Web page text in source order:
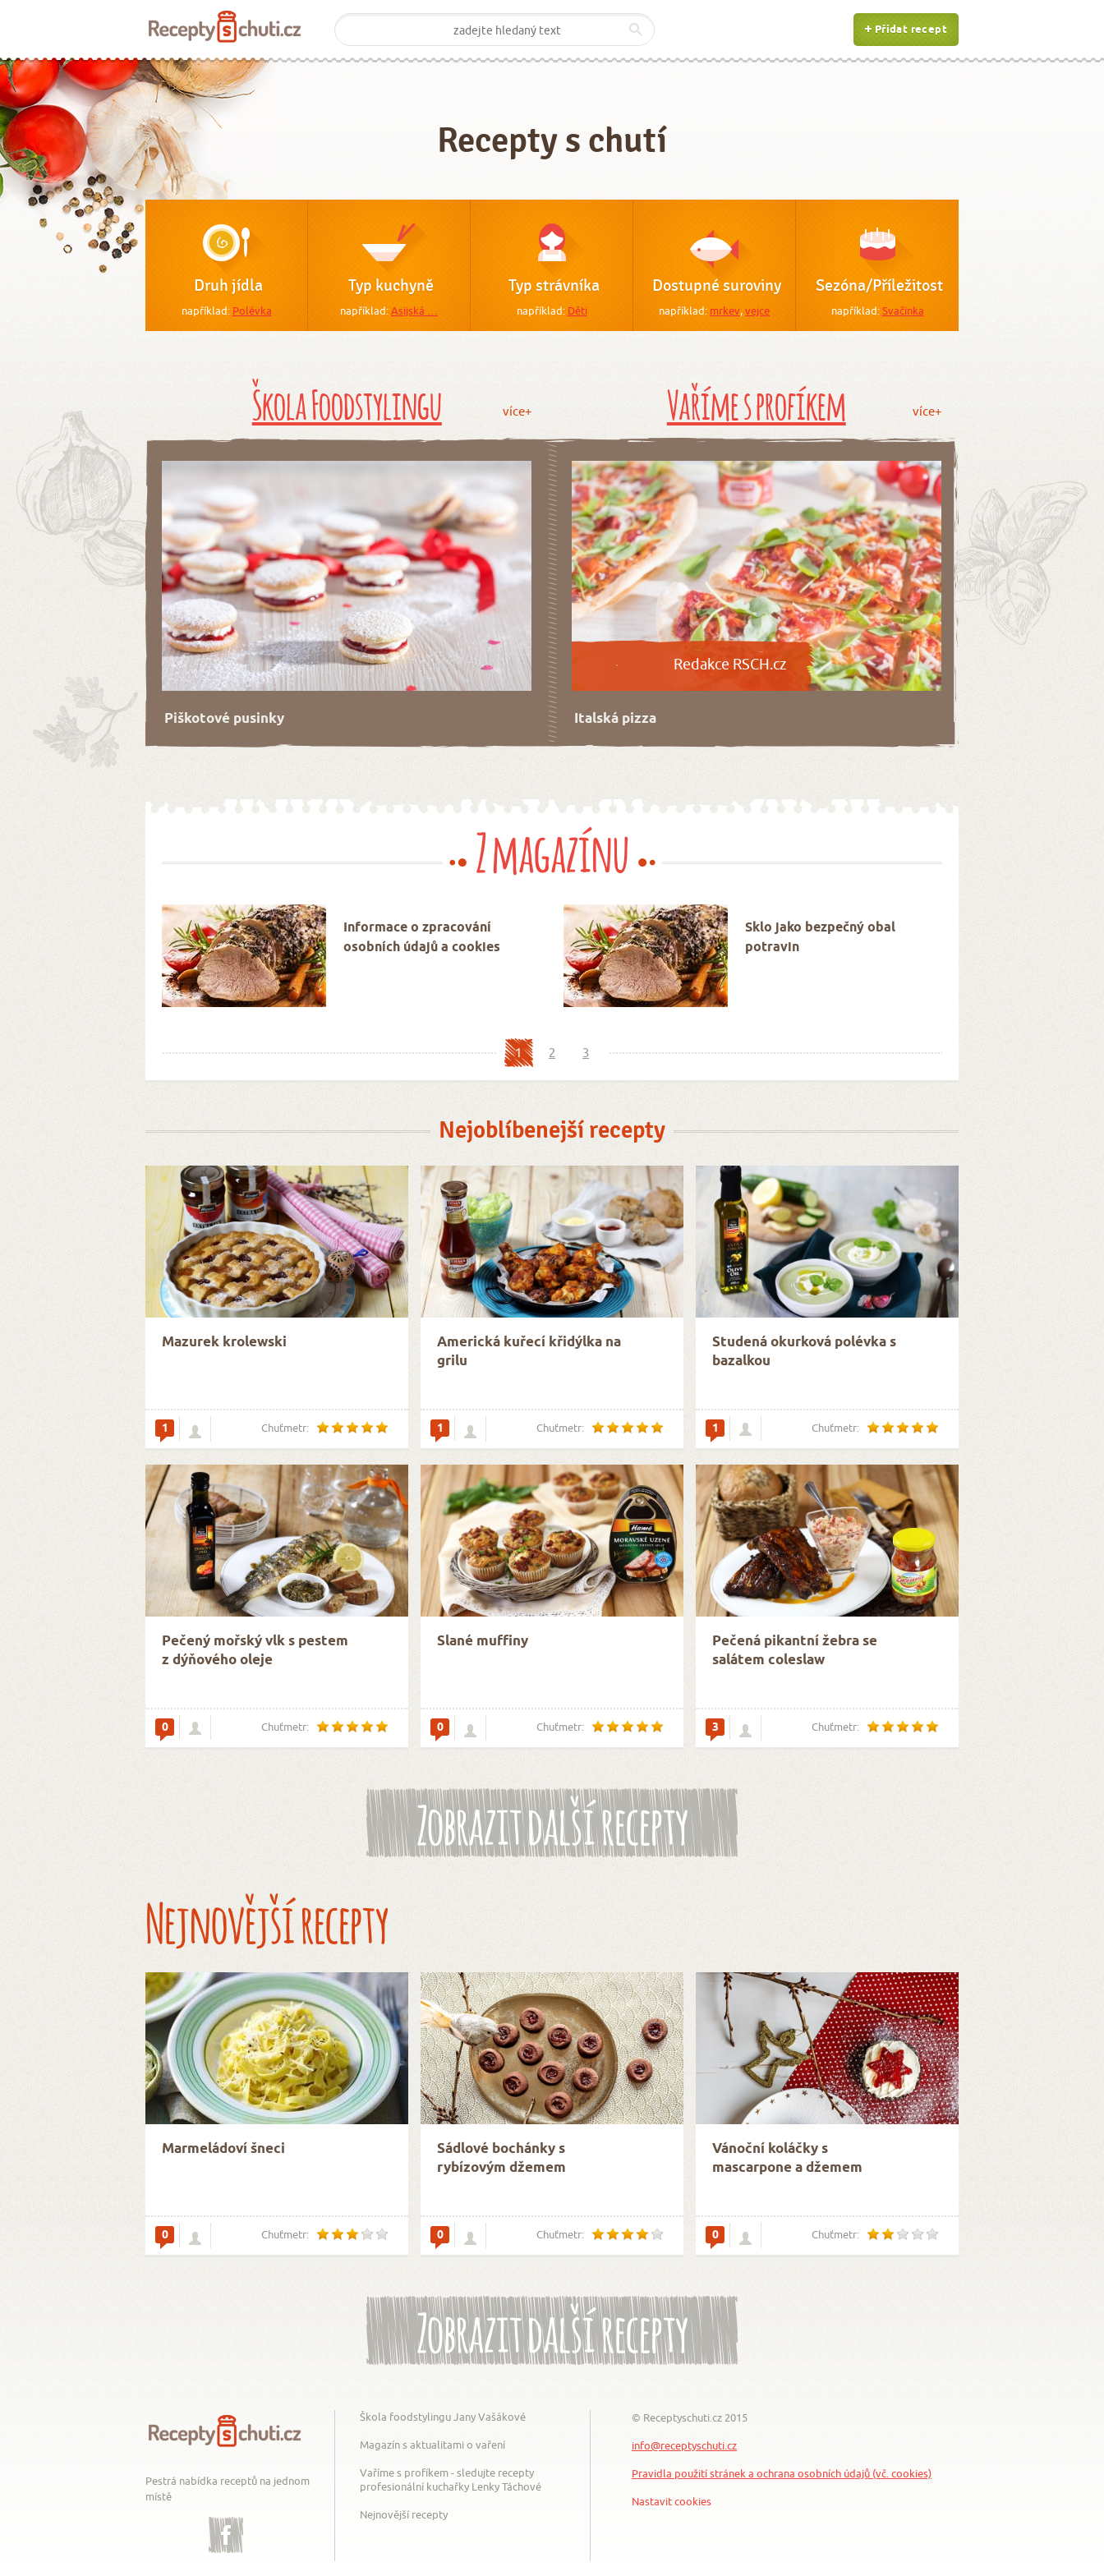
Přidat recept
Recepty s chutí
Druh jídla
například: Polévka
Typ kuchyně
například:Asijská …
Typ strávníka
například: Děti
Dostupné suroviny
například: mrkev,vejce
Sezóna/Příležitost
například:Svačinka
Škola Foodstylingu více+
Piškotové pusinky
Vaříme s profíkem více+
Redakce RSCH.cz
Italská pizza
Z magazínu
Informace o zpracování
osobních údajů a cookies
Sklo jako bezpečný obal
potravin
1 2 3
Nejoblíbenejší recepty
Mazurek krolewski
1 Chuťmetr:
Americká kuřecí křidýlka na
grilu
1 Chuťmetr:
Studená okurková polévka s
bazalkou
1 Chuťmetr:
Pečený mořský vlk s pestem
z dýňového oleje
0 Chuťmetr:
Slané muffiny
0 Chuťmetr:
Pečená pikantní žebra se
salátem coleslaw
3 Chuťmetr:
Zobrazit další recepty
Nejnovější recepty
Marmeládoví šneci
0 Chuťmetr:
Sádlové bochánky s
rybízovým džemem
0 Chuťmetr:
Vánoční koláčky s
mascarpone a džemem
0 Chuťmetr:
Zobrazit další recepty
Pestrá nabídka receptů na jednom
místě
Facebook
Škola foodstylingu Jany Vašákové
Magazín s aktualitami o vaření
Vaříme s profíkem - sledujte recepty
profesionální kuchařky Lenky Táchové
Nejnovější recepty
© Receptyschuti.cz 2015
info@receptyschuti.cz
Pravidla použití stránek a ochrana osobních údajů (vč. cookies)
Nastavit cookies